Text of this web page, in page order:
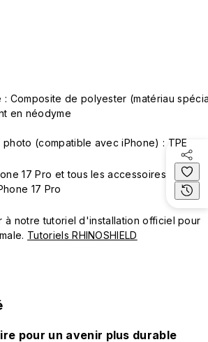
Composite de polyester (matériau
en néodyme
(compatible avec iPhone) : TPE
17 Pro et tous les accessoires
17 Pro
à notre tutoriel d'installation officiel pour
Tutoriels RHINOSHIELD
pour un avenir plus durable